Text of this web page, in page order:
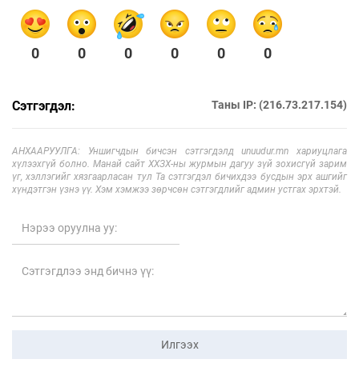
0 0 0 0 0 0
Сэтгэгдэл: Таны IP: (216.73.217.154)
АНХААРУУЛГА: Уншигчдын бичсэн сэтгэгдэлд unuudur.mn хариуцлага
хүлээхгүй болно. Манай сайт ХХЗХ-ны журмын дагуу зүй зохисгүй зарим
үг, хэллэгийг хязгаарласан тул Та сэтгэгдэл бичихдээ бусдын эрх ашгийг
хүндэтгэн үзнэ үү. Хэм хэмжээ зөрчсөн сэтгэгдлийг админ устгах эрхтэй.
Илгээх